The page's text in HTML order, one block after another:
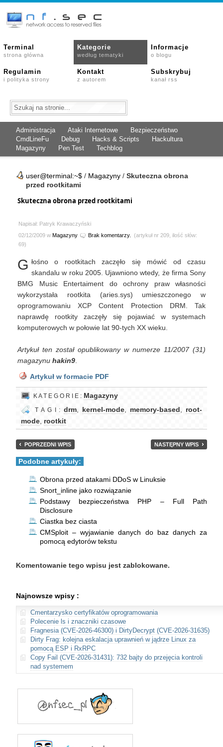
Terminal
strona główna
Kategorie
według tematyki
Informacje
o blogu
Regulamin
i polityka strony
Kontakt
z autorem
Subskrybuj
kanał rss
Administracja Ataki Internetowe
Bezpieczeństwo
CmdLineFu
Debug Hacks & Scripts
Hackultura
Magazyny
Pen Test Techblog
user@terminal:~$ / Magazyny / Skuteczna obrona
przed rootkitami
Skuteczna obrona przed rootkitami
Napisał: Patryk Krawaczyński
02/12/2009 w Magazyny Brak komentarzy.
(artykuł nr 209, ilość słów:
69)
G łośno o rootkitach zaczęło się mówić od czasu
skandalu w roku 2005. Ujawniono wtedy, że firma Sony
BMG Music Entertaiment do ochrony praw własności
wykorzystała rootkita (aries.sys) umieszczonego w
oprogramowaniu XCP Content Protection DRM. Tak
naprawdę rootkity zaczęły się pojawiać w systemach
komputerowych w połowie lat 90-tych XX wieku.
Artykuł ten został opublikowany w numerze 11/2007 (31)
magazynu hakin9
Artykuł w formacie PDF
K A T E G O R I E : Magazyny
T A G I : drm kernel-mode memory-based
root-
mode rootkit
POPRZEDNI WPIS NASTĘPNY WPIS
Podobne artykuły:
Obrona przed atakami DDoS w Linuksie
Snort_inline jako rozwiązanie
Podstawy bezpieczeństwa PHP – Full Path
Disclosure
Ciastka bez ciasta
CMSploit – wyjawianie danych do baz danych za
pomocą edytorów tekstu
Komentowanie tego wpisu jest zablokowane.
Najnowsze wpisy :
Cmentarzysko certyfikatów oprogramowania
Polecenie ls i znaczniki czasowe
Fragnesia (CVE-2026-46300) i DirtyDecrypt (CVE-2026-31635)
Dirty Frag: kolejna eskalacja uprawnień w jądrze Linux za
pomocą ESP i RxRPC
Copy Fail (CVE-2026-31431): 732 bajty do przejęcia kontroli
nad systemem